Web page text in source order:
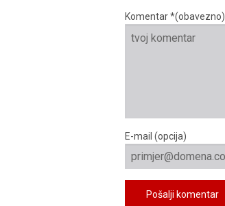
Komentar *(obavezno)
E-mail (opcija)
Pošalji komentar